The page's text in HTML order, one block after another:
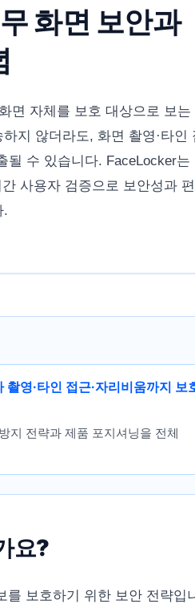
화면 보안과
면 자체를 보호 대상으로 보는
지 않더라도, 화면 촬영·타인
될 수 있습니다. FaceLocker는
사용자 검증으로 보안성과
.
영·타인 접근·자리비움까지 보
지 전략과 제품 포지셔닝을 전체
요?
보호하기 위한 보안 전략입